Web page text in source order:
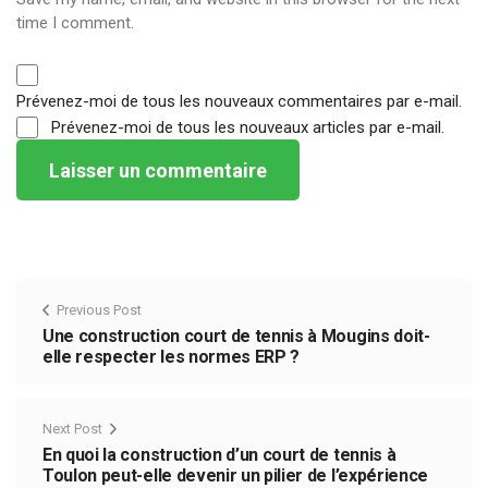
time I comment.
Prévenez-moi de tous les nouveaux commentaires par e-mail.
Prévenez-moi de tous les nouveaux articles par e-mail.
Previous Post
Une construction court de tennis à Mougins doit-
elle respecter les normes ERP ?
Next Post
En quoi la construction d’un court de tennis à
Toulon peut-elle devenir un pilier de l’expérience